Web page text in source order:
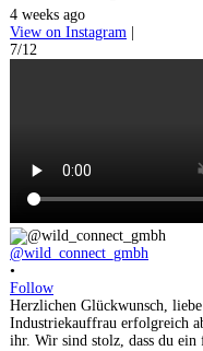
4 weeks ago
View on Instagram |
7/12
@wild_connect_gmbh
•
Follow
Herzlichen Glückwunsch,
Industriekauffrau erfolgreich
ihr. Wir sind stolz, dass du ein